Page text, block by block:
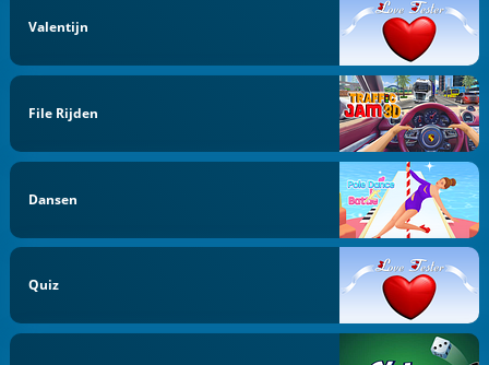
Valentijn
File Rijden
Dansen
Quiz